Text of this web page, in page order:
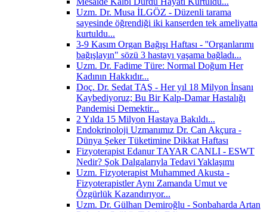
Uzm. Dr. Musa İLGÖZ - Düzenli tarama
sayesinde öğrendiği iki kanserden tek ameliyatta
kurtuldu...
3-9 Kasım Organ Bağışı Haftası - ''Organlarımı
bağışlayın" sözü 3 hastayı yaşama bağladı...
Uzm. Dr. Fadime Türe: Normal Doğum Her
Kadının Hakkıdır...
Doç. Dr. Sedat TAŞ - Her yıl 18 Milyon İnsanı
Kaybediyoruz; Bu Bir Kalp-Damar Hastalığı
Pandemisi Demektir...
2 Yılda 15 Milyon Hastaya Bakıldı...
Endokrinoloji Uzmanımız Dr. Can Akçura -
Dünya Şeker Tüketimine Dikkat Haftası
Fizyoterapist Edanur TAYAR CANLI - ESWT
Nedir? Şok Dalgalarıyla Tedavi Yaklaşımı
Uzm. Fizyoterapist Muhammed Akusta -
Fizyoterapistler Aynı Zamanda Umut ve
Özgürlük Kazandırıyor...
Uzm. Dr. Gülhan Demiroğlu - Sonbaharda Artan